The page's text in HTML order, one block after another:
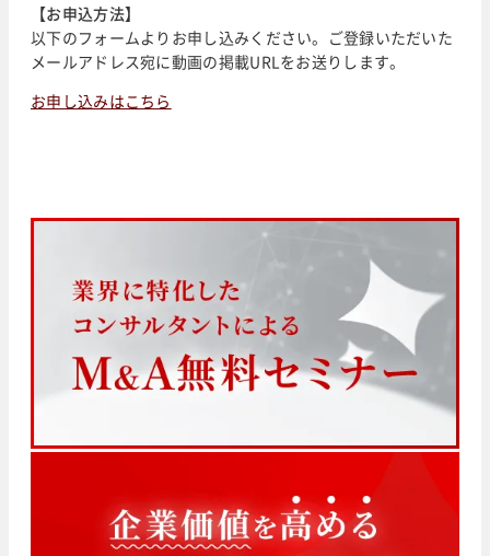
【お申込方法】
以下のフォームよりお申し込みください。ご登録いただいた
メールアドレス宛に動画の掲載URLをお送りします。
お申し込みはこちら